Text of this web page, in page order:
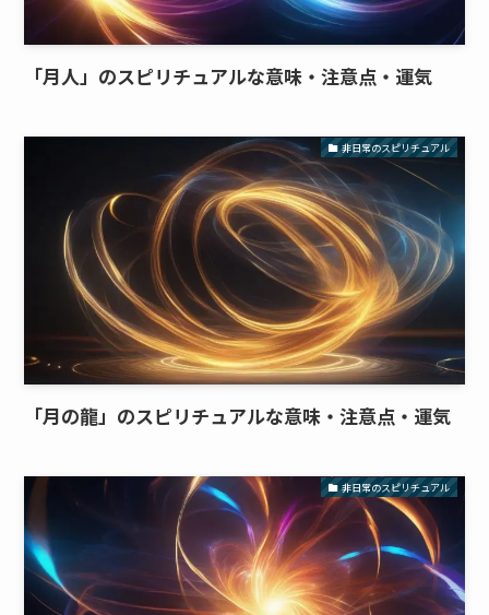
「月人」のスピリチュアルな意味・注意点・運気
非日常のスピリチュアル
「月の龍」のスピリチュアルな意味・注意点・運気
非日常のスピリチュアル